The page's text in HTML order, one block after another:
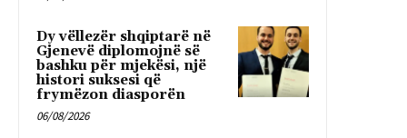
Dy vëllezër shqiptarë në
Gjenevë diplomojnë së
bashku për mjekësi, një
histori suksesi që
frymëzon diasporën
06/08/2026